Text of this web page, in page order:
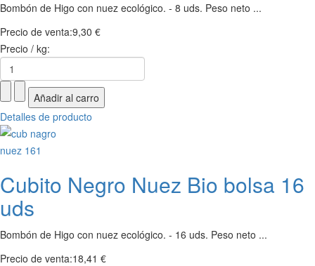
Bombón de Higo con nuez ecológico. - 8 uds. Peso neto ...
Precio de venta:9,30 €
Precio / kg:
Detalles de producto
Cubito Negro Nuez Bio bolsa 16
uds
Bombón de Higo con nuez ecológico. - 16 uds. Peso neto ...
Precio de venta:18,41 €